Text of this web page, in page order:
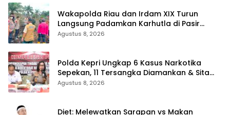
Wakapolda Riau dan Irdam XIX Turun
Langsung Padamkan Karhutla di Pasir
Limau Kapas Rohil
Agustus 8, 2026
Polda Kepri Ungkap 6 Kasus Narkotika
Sepekan, 11 Tersangka Diamankan & Sita
402 Gram Sabu
Agustus 8, 2026
Diet: Melewatkan Sarapan vs Makan